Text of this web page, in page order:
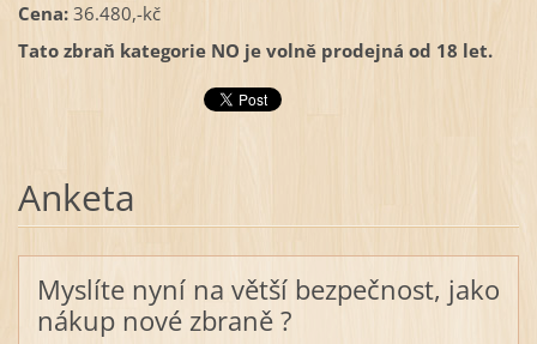
Cena: 36.480,-kč
Tato zbraň kategorie NO je volně prodejná od 18 let.
Anketa
Myslíte nyní na větší bezpečnost, jako
nákup nové zbraně ?